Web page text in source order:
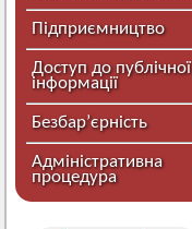
Підприємництво
Доступ до публічної
інформації
Безбар’єрність
Адміністративна
процедура